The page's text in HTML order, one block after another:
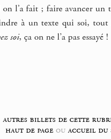
l’a fait ; faire avancer un
à un texte qui soi,
soi, ça on ne l’a pas essayé !
autres billets de cette
haut de pageouaccueil du